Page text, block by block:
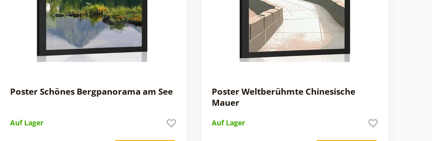
Poster Schönes Bergpanorama am See
Auf Lager
Poster Weltberühmte Chinesische
Mauer
Auf Lager